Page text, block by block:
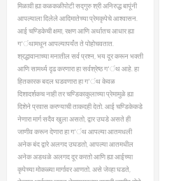
मिळावी ह्या कळकळीपोटी सद्गुरु श्री अनिरुद्ध बापूंनी
आपल्याला दिलेले आदिमातेच्या प्रेमकृपेचे आश्वासन.
आई चण्डिकेची क्षमा, रक्षण आणि अर्थातच आधार ह्या
ग‘ंथामधून आपल्यापर्यंत ते पोहोचवतात.
श्रद्धावानाच्या मनातील सर्व प्रश्‍न, भय दूर करून भक्ती
आणि सामर्थ्य दृढ करणारा हा सर्वश्रेष्ठ ग‘ंथ आहे. हा
हितकारक बदल घडवणारा हा ग‘ंथ केवळ
दिशादर्शकच नाही तर चण्डिकाकुलाच्या प्रेमामुळे ह्या
दिशेने प्रवास करण्याची ताकदही देतो. आई चण्डिकेकडे
नेणारा मार्ग सदैव खुला असतो, द्वार उघडे असते ही
जाणीव करून देणारा हा ग‘ंथ आपल्या आतमधली
अनेक बंद द्वारे अलगद उघडतो, आपल्या आतमधील
अनेक अडथळे अलगद दूर करतो आणि ह्या आईच्या
कृपेच्या मोकळ्या मार्गावर आणतो. असे जेव्हा घडते,